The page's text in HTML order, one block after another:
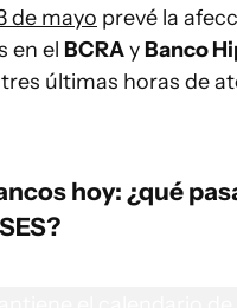
de mayo prevé la
en el BCRAy Banco
últimas horas de
hoy: ¿qué